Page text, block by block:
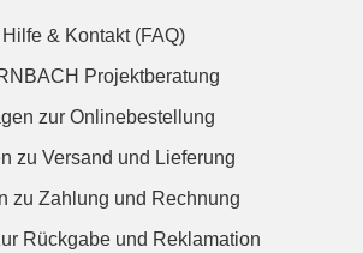
Hilfe & Kontakt (FAQ)
Projektberatung
zur Onlinebestellung
zu Versand und Lieferung
zu Zahlung und Rechnung
Rückgabe und Reklamation